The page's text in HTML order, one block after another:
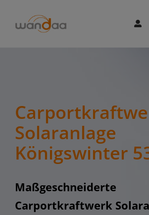
content
Unitree
Booster
Whalesbot
Solaranlage
Königswinter
Maßgeschneiderte
Carportkraftwerk